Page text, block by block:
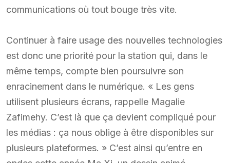
communications où tout bouge très vite.
Continuer à faire usage des nouvelles technologies
est donc une priorité pour la station qui, dans le
même temps, compte bien poursuivre son
enracinement dans le numérique. « Les gens
utilisent plusieurs écrans, rappelle Magalie
Zafimehy. C’est là que ça devient compliqué pour
les médias : ça nous oblige à être disponibles sur
plusieurs plateformes. » C’est ainsi qu’entre en